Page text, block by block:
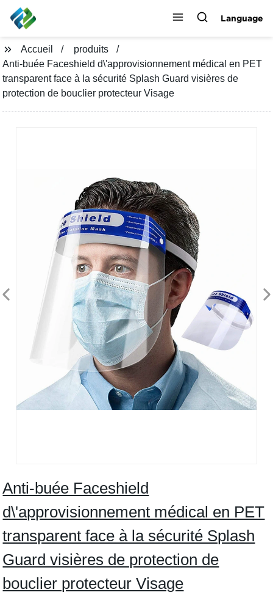
Language
Accueil
produits
Anti-buée Faceshield d\'approvisionnement médical en PET
transparent face à la sécurité Splash Guard visières de
protection de bouclier protecteur Visage
Anti-buée Faceshield
d\'approvisionnement médical en PET
transparent face à la sécurité Splash
Guard visières de protection de
bouclier protecteur Visage